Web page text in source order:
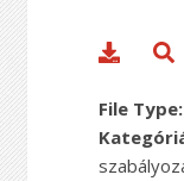
File Type: